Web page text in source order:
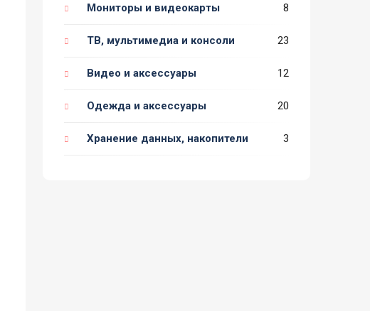
Мониторы и видеокарты 8
ТВ, мультимедиа и консоли 23
Видео и аксессуары 12
Одежда и аксессуары 20
Хранение данных, накопители 3